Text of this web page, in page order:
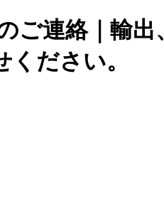
ご連絡｜輸
ださい。